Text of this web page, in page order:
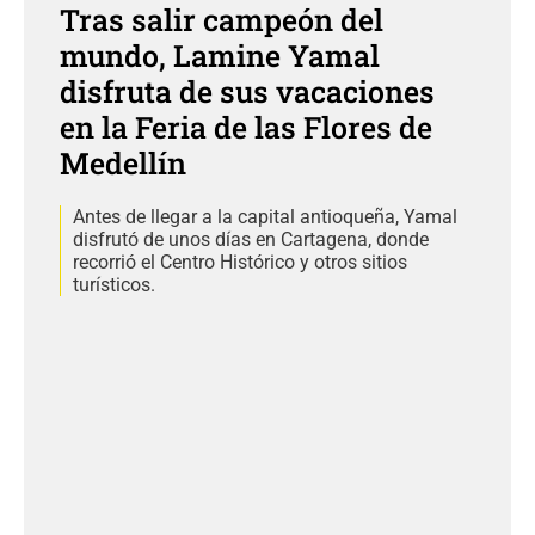
Tras salir campeón del
mundo, Lamine Yamal
disfruta de sus vacaciones
en la Feria de las Flores de
Medellín
Antes de llegar a la capital antioqueña, Yamal
disfrutó de unos días en Cartagena, donde
recorrió el Centro Histórico y otros sitios
turísticos.